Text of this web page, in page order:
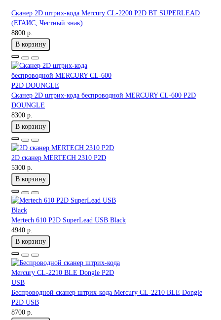
Сканер 2D штрих-кода Mercury CL-2200 P2D BT SUPERLEAD
(ЕГАИС, Честный знак)
8800 р.
В корзину
Сканер 2D штрих-кода беспроводной MERCURY CL-600 P2D
DOUNGLE
8300 р.
В корзину
2D сканер MERTECH 2310 P2D
5300 р.
В корзину
Mertech 610 P2D SuperLead USB Black
4940 р.
В корзину
Беспроводной сканер штрих-кода Mercury CL-2210 BLE Dongle
P2D USB
8700 р.